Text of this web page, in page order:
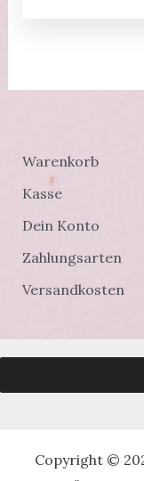
Warenkorb
Kasse
Dein Konto
Zahlungsarten
Versandkosten
Copyright ©